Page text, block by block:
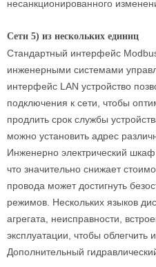
несанкционированного
Сети 5) из нескольких единиц
Стандартный интерфейс
инженерными системами
интерфейс LAN устройство
подключения к сети, чтобы
продлить срок службы
можно установить адрес
Инженерно электрический
что значительно снижает
провода может достигнуть
режимов. Нескольких языков
агрегата, неисправности,
эксплуатации, чтобы облегчить
Дополнительный